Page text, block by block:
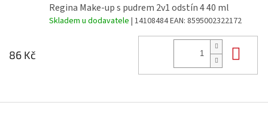
Regina Make-up s pudrem 2v1 odstín 4 40 ml
Skladem u dodavatele | 14108484EAN: 8595002322172
86 Kč